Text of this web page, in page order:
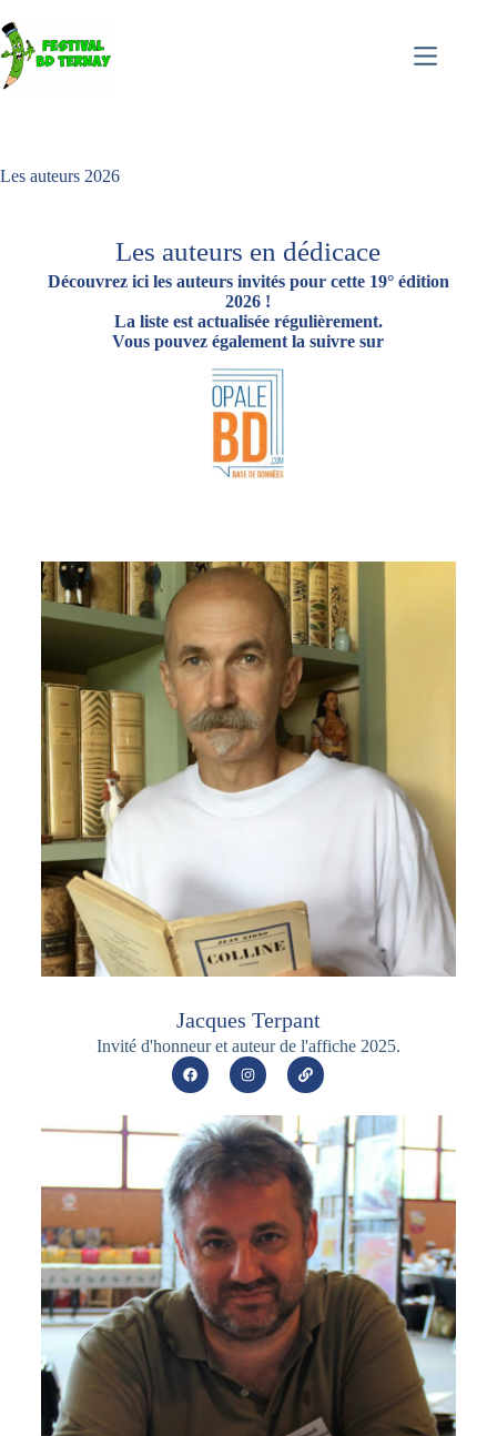
Les auteurs 2026
Les auteurs en dédicace
Découvrez ici les auteurs invités pour cette 19° édition
2026 !
La liste est actualisée régulièrement.
Vous pouvez également la suivre sur
Jacques Terpant
Invité d'honneur et auteur de l'affiche 2025.